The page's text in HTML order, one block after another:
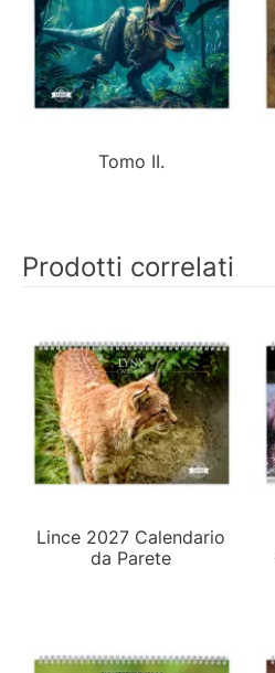
Tomo II.
Prodotti correlati
Lince 2027 Calendario
da Parete